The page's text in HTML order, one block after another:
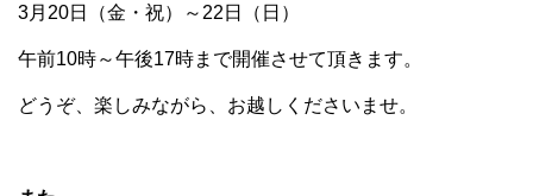
3月20日（金・祝）～22日（日）
午前10時～午後17時まで開催させて頂きます。
どうぞ、楽しみながら、お越しくださいませ。